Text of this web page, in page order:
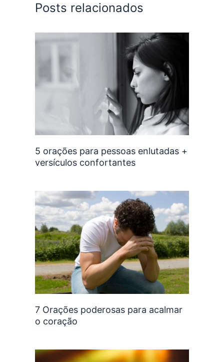
Posts relacionados
5 orações para pessoas enlutadas +
versículos confortantes
7 Orações poderosas para acalmar
o coração